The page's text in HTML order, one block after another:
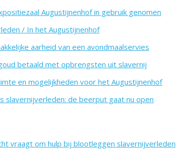
Augustijnenhof in gebruik genomen
/ In het Augustijnenhof
aarheid van een avondmaalservies
betaald met opbrengsten uit slavernij
en mogelijkheden voor het Augustijnenhof
de beerput gaat nu open
vraagt om hulp bij blootleggen slavernijverleden